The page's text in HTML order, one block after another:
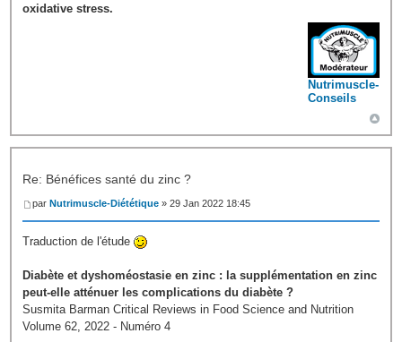
oxidative stress.
Nutrimuscle-
Conseils
Re: Bénéfices santé du zinc ?
parNutrimuscle-Diététique » 29 Jan 2022 18:45
Traduction de l'étude
Diabète et dyshoméostasie en zinc : la supplémentation en zinc
peut-elle atténuer les complications du diabète ?
Susmita Barman Critical Reviews in Food Science and Nutrition
Volume 62, 2022 - Numéro 4